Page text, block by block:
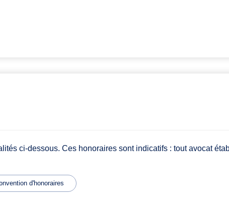
ci-dessous. Ces honoraires sont indicatifs : tout avocat
d'honoraires